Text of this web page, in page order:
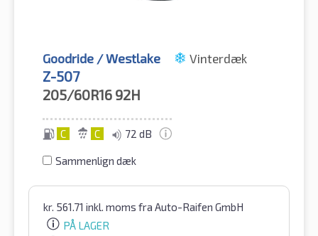
Goodride / Westlake Vinterdæk
Z-507
205/60R16 92H
C C 72 dB
Sammenlign dæk
kr. 561.71 inkl. moms fra Auto-Raifen GmbH
PÅ LAGER